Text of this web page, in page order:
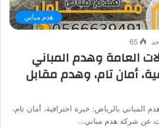
هدم مباني
65
العامة وهدم المباني
أمان تام، وهدم مقابل
المباني بالرياض: خبرة احترافية، أمان تام،
عن شركة هدم مباني…